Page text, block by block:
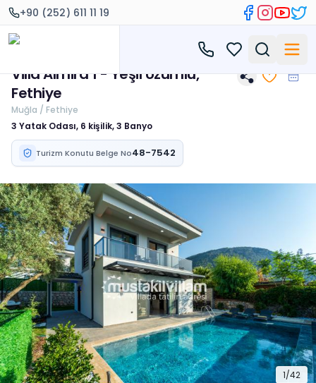
+90 (252) 611 11 19
Villa Almira 1 - Yeşil Üzümlü,
Fethiye
Muğla / Fethiye
3 Yatak Odası, 6 kişilik, 3 Banyo
Turizm Konutu Belge No48-7542
1/42